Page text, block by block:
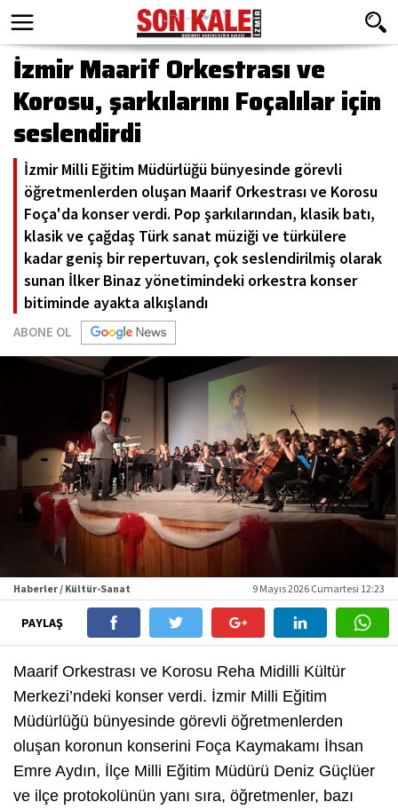
İzmir Maarif Orkestrası ve
Korosu, şarkılarını Foçalılar için
seslendirdi
İzmir Milli Eğitim Müdürlüğü bünyesinde görevli
öğretmenlerden oluşan Maarif Orkestrası ve Korosu
Foça'da konser verdi. Pop şarkılarından, klasik batı,
klasik ve çağdaş Türk sanat müziği ve türkülere
kadar geniş bir repertuvarı, çok seslendirilmiş olarak
sunan İlker Binaz yönetimindeki orkestra konser
bitiminde ayakta alkışlandı
ABONE OL
Haberler / Kültür-Sanat 9 Mayıs 2026 Cumartesi 12:23
PAYLAŞ
Maarif Orkestrası ve Korosu Reha Midilli Kültür
Merkezi’ndeki konser verdi. İzmir Milli Eğitim
Müdürlüğü bünyesinde görevli öğretmenlerden
oluşan koronun konserini Foça Kaymakamı İhsan
Emre Aydın, İlçe Milli Eğitim Müdürü Deniz Güçlüer
ve ilçe protokolünün yanı sıra, öğretmenler, bazı